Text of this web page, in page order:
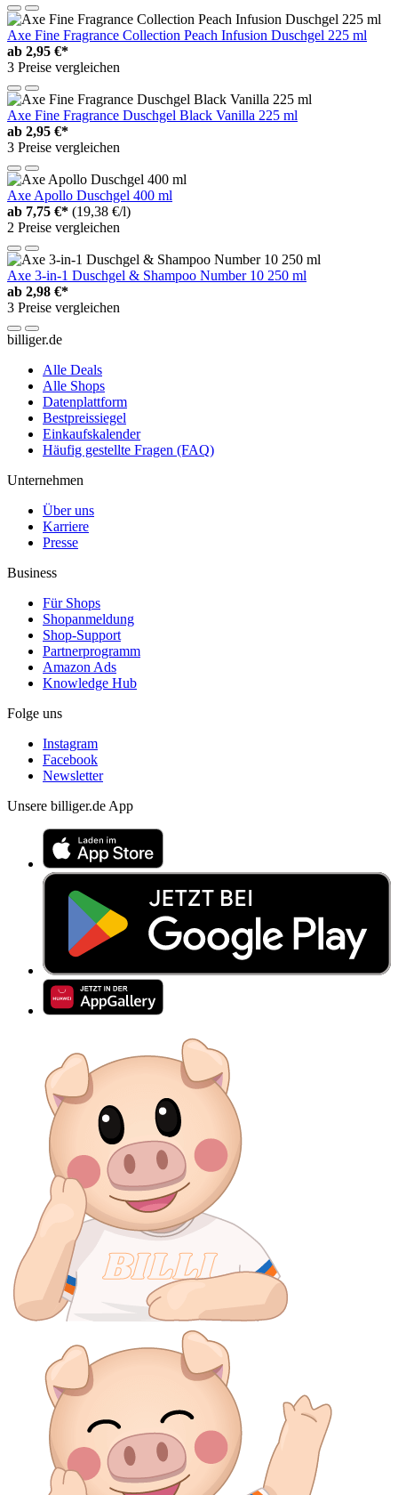
Axe Fine Fragrance Collection Peach Infusion Duschgel 225 ml
ab 2,95 €*
3 Preise vergleichen
Axe Fine Fragrance Duschgel Black Vanilla 225 ml
ab 2,95 €*
3 Preise vergleichen
Axe Apollo Duschgel 400 ml
ab 7,75 €* (19,38 €/l)
2 Preise vergleichen
Axe 3-in-1 Duschgel & Shampoo Number 10 250 ml
ab 2,98 €*
3 Preise vergleichen
billiger.de
Alle Deals
Alle Shops
Datenplattform
Bestpreissiegel
Einkaufskalender
Häufig gestellte Fragen (FAQ)
Unternehmen
Über uns
Karriere
Presse
Business
Für Shops
Shopanmeldung
Shop-Support
Partnerprogramm
Amazon Ads
Knowledge Hub
Folge uns
Instagram
Facebook
Newsletter
Unsere billiger.de App